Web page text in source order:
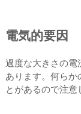
電気的要因
過度な大きさの電
あります。何らか
とがあるので注意